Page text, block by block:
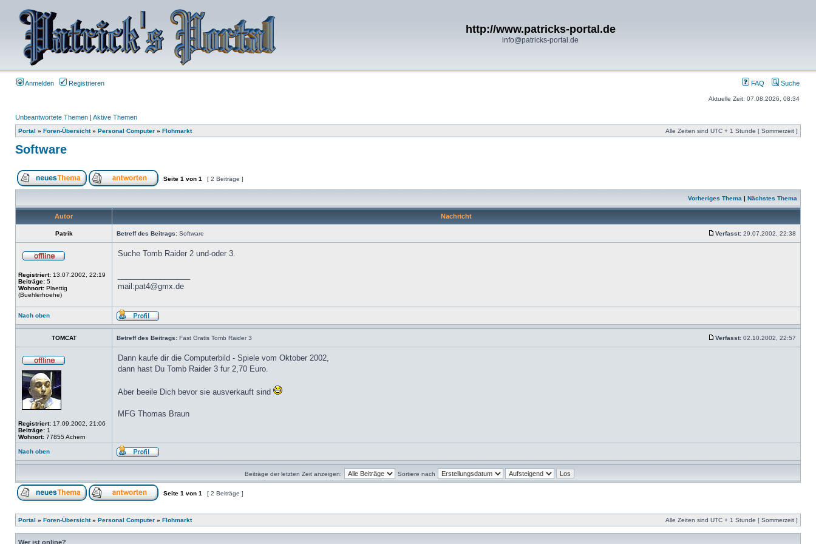
http://www.patricks-portal.de
info@patricks-portal.de
Anmelden Registrieren FAQ Suche
Aktuelle Zeit: 07.08.2026, 08:34
Unbeantwortete Themen | Aktive Themen
Portal » Foren-Übersicht» Personal Computer » Flohmarkt Alle Zeiten sind UTC + 1 Stunde [ Sommerzeit ]
Software
Seite 1 von 1 [ 2 Beiträge ]
Vorheriges Thema | Nächstes Thema
Autor Nachricht
Patrik Betreff des Beitrags: Software Verfasst: 29.07.2002, 22:38
Registriert: 13.07.2002, 22:19
Beiträge: 5
Wohnort: Plaettig
(Buehlerhoehe)
Suche Tomb Raider 2 und-oder 3.
mail:pat4@gmx.de
Nach oben
TOMCAT Betreff des Beitrags: Fast Gratis Tomb Raider 3 Verfasst: 02.10.2002, 22:57
Registriert: 17.09.2002, 21:06
Beiträge: 1
Wohnort: 77855 Achern
Dann kaufe dir die Computerbild - Spiele vom Oktober 2002,
dann hast Du Tomb Raider 3 fur 2,70 Euro.
Aber beeile Dich bevor sie ausverkauft sind
MFG Thomas Braun
Nach oben
Beiträge der letzten Zeit anzeigen: Sortiere nach
Seite 1 von 1 [ 2 Beiträge ]
Portal » Foren-Übersicht» Personal Computer » Flohmarkt Alle Zeiten sind UTC + 1 Stunde [ Sommerzeit ]
Wer ist online?